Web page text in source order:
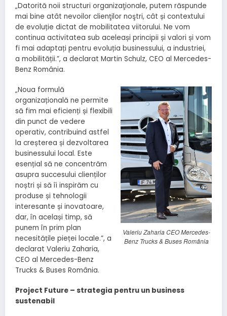
„Datorită noii structuri organizaţionale, putem răspunde
mai bine atât nevoilor clienţilor noştri, cât și contextului
de evoluție dictat de mobilitatea viitorului. Ne vom
continua activitatea sub aceleași principii și valori și vom
fi mai adaptați pentru evoluția businessului, a industriei,
a mobilității.”, a declarat Martin Schulz, CEO al Mercedes-
Benz România.
Valeriu Zaharia CEO Mercedes-
Benz Trucks & Buses România
„Noua formulă
organizațională ne permite
să fim mai eficienți și flexibili
din punct de vedere
operativ, contribuind astfel
la creșterea și dezvoltarea
businessului local. Este
esențial să ne concentrăm
asupra succesului clienților
noștri și să îi inspirăm cu
produse și tehnologii
interesante și inovatoare,
dar, în același timp, să
punem în prim plan
necesitățile pieței locale.”, a
declarat Valeriu Zaharia,
CEO al Mercedes-Benz
Trucks & Buses România.
Project Future – strategia pentru un business
sustenabil